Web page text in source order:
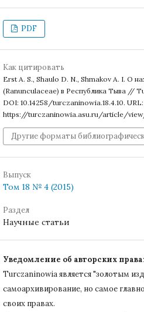
PDF
Как цитировать
Erst A. S., Shaulo D. N., Shmakov A. I. О
(Ranunculaceae) в Республика Тыва //
DOI: 10.14258/turczaninowia.18.4.10. URL:
https://turczaninowia.asu.ru/article/view/
Другие форматы
Выпуск
Том 18 № 4 (2015)
Раздел
Научные статьи
Уведомление об авторских
Turczaninowiа является "золотым
самоархивирование, но самое
своих правах.